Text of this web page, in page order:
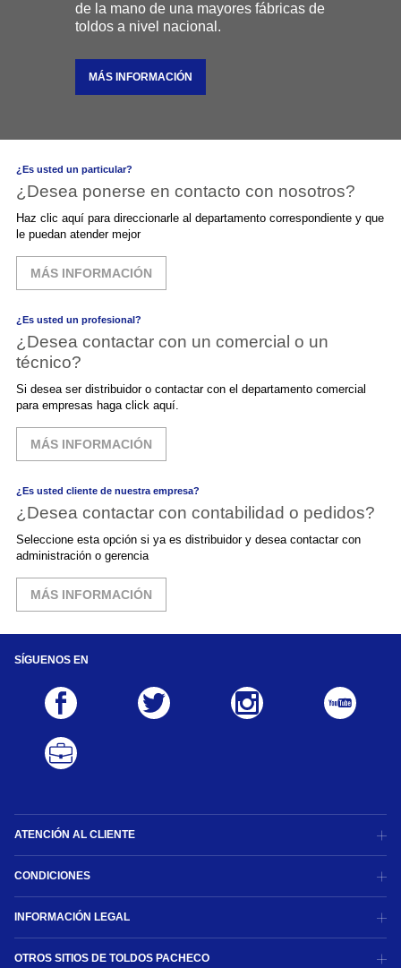
de la mano de una mayores fábricas de
toldos a nivel nacional.
MÁS INFORMACIÓN
¿Es usted un particular?
¿Desea ponerse en contacto con nosotros?
Haz clic aquí para direccionarle al departamento correspondiente y que
le puedan atender mejor
MÁS INFORMACIÓN
¿Es usted un profesional?
¿Desea contactar con un comercial o un
técnico?
Si desea ser distribuidor o contactar con el departamento comercial
para empresas haga click aquí.
MÁS INFORMACIÓN
¿Es usted cliente de nuestra empresa?
¿Desea contactar con contabilidad o pedidos?
Seleccione esta opción si ya es distribuidor y desea contactar con
administración o gerencia
MÁS INFORMACIÓN
SÍGUENOS EN
ATENCIÓN AL CLIENTE
CONDICIONES
INFORMACIÓN LEGAL
OTROS SITIOS DE TOLDOS PACHECO